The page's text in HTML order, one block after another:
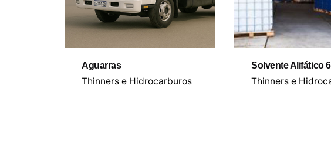
Aguarras
Thinners e Hidrocarburos
Solvente Alifático
Thinners e